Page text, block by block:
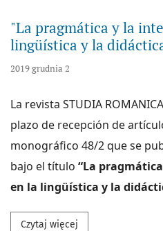
"La pragmática y la
lingüística y la
2019 grudnia 2
La revista STUDIA
plazo de recepción de
monográfico 48/2 que se
bajo el título “La
en la lingüística y la
Czytaj więcej